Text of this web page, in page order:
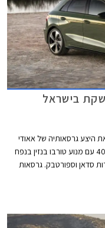
היצע גרסאותיה של אאודי
A3 המשפחתית ותשווק מעתה גם את גרסת 40TFSI עם מנוע טורבו בנזין בנפח
סדאן וספורטבק. גרסאות
וביחס ליחידת ההנעה